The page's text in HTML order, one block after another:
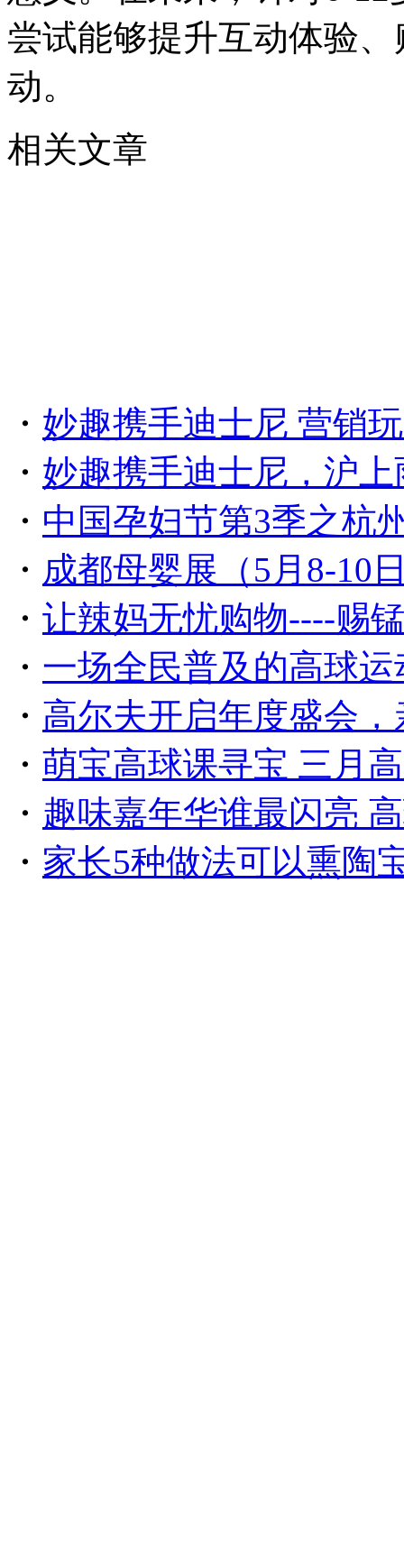
尝试能够提升互动体验
动。
相关文章
・ 妙趣携手迪士尼 营销
・ 妙趣携手迪士尼，沪
・ 中国孕妇节第3季之杭
・ 成都母婴展（5月8-10
・ 让辣妈无忧购物----赐
・ 一场全民普及的高球
・ 高尔夫开启年度盛会
・ 萌宝高球课寻宝 三月
・ 趣味嘉年华谁最闪亮
・ 家长5种做法可以熏陶